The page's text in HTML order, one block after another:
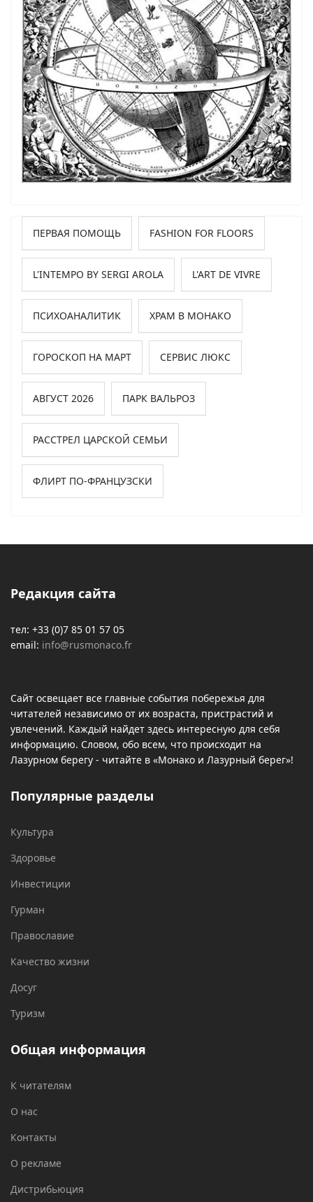
ПЕРВАЯ ПОМОЩЬ FASHION FOR FLOORS
L'INTEMPO BY SERGI AROLA L'ART DE VIVRE
ПСИХОАНАЛИТИК ХРАМ В МОНАКО
ГОРОСКОП НА МАРТ СЕРВИС ЛЮКС
АВГУСТ 2026 ПАРК ВАЛЬРОЗ
РАССТРЕЛ ЦАРСКОЙ СЕМЬИ
ФЛИРТ ПО-ФРАНЦУЗСКИ
Редакция сайта
тел: +33 (0)7 85 01 57 05
email: info@rusmonaco.fr
Сайт освещает все главные события побережья для
читателей независимо от их возраста, пристрастий и
увлечений. Каждый найдет здесь интересную для себя
информацию. Словом, обо всем, что происходит на
Лазурном берегу - читайте в «Монако и Лазурный берег»!
Популярные разделы
Культура
Здоровье
Инвестиции
Гурман
Православие
Качество жизни
Досуг
Туризм
Общая информация
К читателям
О нас
Контакты
О рекламе
Дистрибьюция